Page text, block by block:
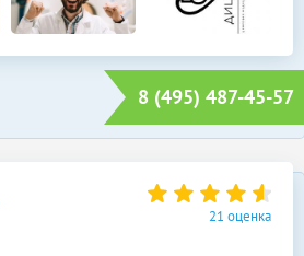
8 (495) 487-45-57
21 оценка